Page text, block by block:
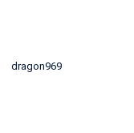
dragon969